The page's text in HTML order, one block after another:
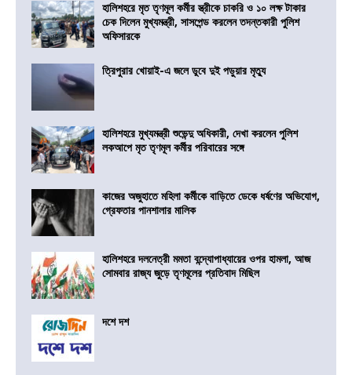
হালিশহরে মৃত তৃণমূল কর্মীর স্ত্রীকে চাকরি ও ১০ লক্ষ টাকার
চেক দিলেন মুখ্যমন্ত্রী, সাসপেন্ড করলেন তদন্তকারী পুলিশ
অফিসারকে
ত্রিপুরার খোয়াই-এ জলে ডুবে দুই পড়ুয়ার মৃত্যু
হালিশহরে মুখ্যমন্ত্রী শুভেন্দু অধিকারী, দেখা করলেন পুলিশ
লকআপে মৃত তৃণমূল কর্মীর পরিবারের সঙ্গে
কাজের অজুহাতে মহিলা কর্মীকে বাড়িতে ডেকে ধর্ষণের অভিযোগ,
গ্রেফতার পানশালার মালিক
হালিশহরে দলনেত্রী মমতা বন্দ্যোপাধ্যায়ের ওপর হামলা, আজ
সোমবার রাজ্য জুড়ে তৃণমূলের প্রতিবাদ মিছিল
দশে দশ